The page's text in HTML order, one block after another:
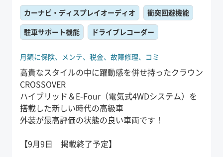
月額に保険、 メンテ、 税金、 故障修理、 コミ
高貴なスタイルの中に躍動感を併せ持ったクラウン
CROSSOVER
ハイブリッド＆E-Four（電気式4WDシステム）を
搭載した新しい時代の高級車
外装が最高評価の状態の良い車両です！
【9月9日 掲載終了予定】
カーナビ・ディスプレイオーディオ
衝突回避機能
駐車サポート機能
ドライブレコーダー